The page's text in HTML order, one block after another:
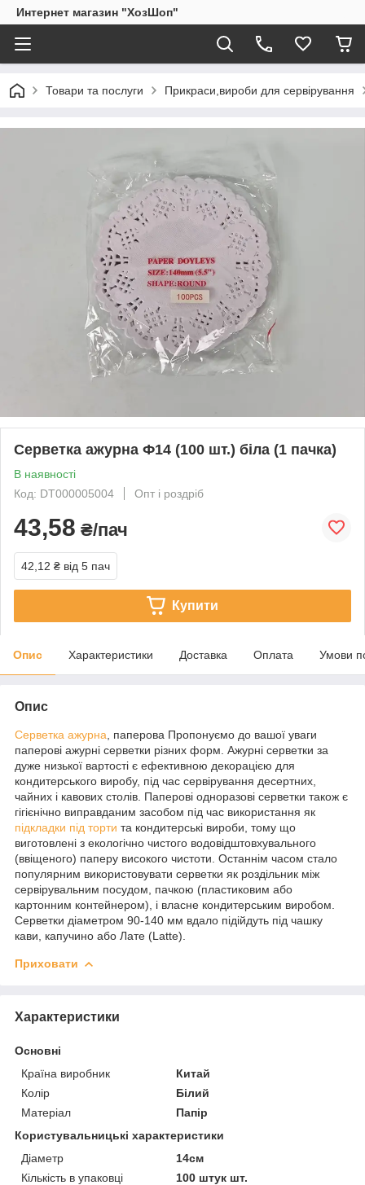
Интернет магазин "ХозШоп"
Товари та послуги Прикраси,вироби для сервірування
Серветка ажурна Ф14 (100 шт.) біла (1 пачка)
В наявності
Код: DT000005004
Опт і роздріб
43,58 ₴/пач
42,12 ₴ від 5 пач
Купити
Опис Характеристики Доставка Оплата Умови
Опис
Серветка ажурна , паперова Пропонуємо до вашої уваги
паперові ажурні серветки різних форм. Ажурні серветки за
дуже низької вартості є ефективною декорацією для
кондитерського виробу, під час сервірування десертних,
чайних і кавових столів. Паперові одноразові серветки також є
гігієнічно виправданим засобом під час використання як
підкладки під торти та кондитерські вироби, тому що
виготовлені з екологічно чистого водовідштовхувального
(ввіщеного) паперу високого чистоти. Останнім часом стало
популярним використовувати серветки як роздільник між
сервірувальним посудом, пачкою (пластиковим або
картонним контейнером), і власне кондитерським виробом.
Серветки діаметром 90-140 мм вдало підійдуть під чашку
кави, капучино або Лате (Latte).
Приховати
Характеристики
Основні
Країна виробник
Китай
Колір
Білий
Матеріал
Папір
Користувальницькі характеристики
Діаметр
14см
Кількість в упаковці
100 штук шт.